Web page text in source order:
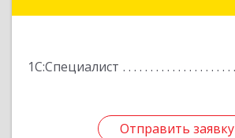
1С:Специалист
Отправить заявку
Отправить заявку